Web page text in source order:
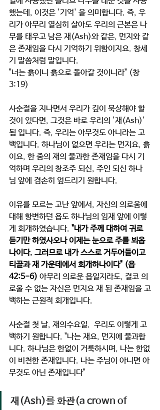
했는데, 이것은 '기억' 을 의미 합니다. 즉, 우
리가 아무리 열심히 살아도 우리의 근본은 나
무를 태우고 남은 재(Ash)와 같은, 먼지와 같
은 존재임을 다시 기억하기 위함이지요. 창세
기 말씀처럼 말입니다.
"너는 흙이니 흙으로 돌아갈 것이니라" (창
3:19)
사순절을 지나면서 우리가 깊이 묵상해야 할
것이 있다면, 그것은 바로 우리의 '재(Ash)'
됨 입니다. 즉, 우리는 아무것도 아니라는 고
백입니다. 하나님이 없으면 우리는 먼지요, 흙
이요, 한 줌의 재의 불과한 존재임을 다시 기
억하며 우리의 창조주 되신, 주인 되신 하나
님 앞에 겸손히 엎드리기 원합니다.
이유를 모르는 고난 앞에서, 자신의 의로움에
대해 항변하던 욥도 하나님의 임재 앞에 이렇
게 회개하였습니다. "내가 주께 대하여 귀로
듣기만 하였사오나 이제는 눈으로 주를 뵈옵
나이다. 그러므로 내가 스스로 거두어들이고
티끌과 재 가운데에서 회개하나이다" (욥
42:5-6) 아무리 의로운 욥일지라도, 결코 의
로울 수 없는 자신은 먼지요 재 된 존재임을 고
백하는 근원적 회개입니다.
사순절 첫 날, 재의수요일.  우리도 이렇게 고
백하기 원합니다. "나는 재요, 먼지에 불과합
니다. 하나님은 한없이 거룩하시며, 나는 한없
이 비천한 존재입니다. 나는 주님이 아니면 아
무것도 아닌 존재입니다"
재(Ash)를 화관(a crown of